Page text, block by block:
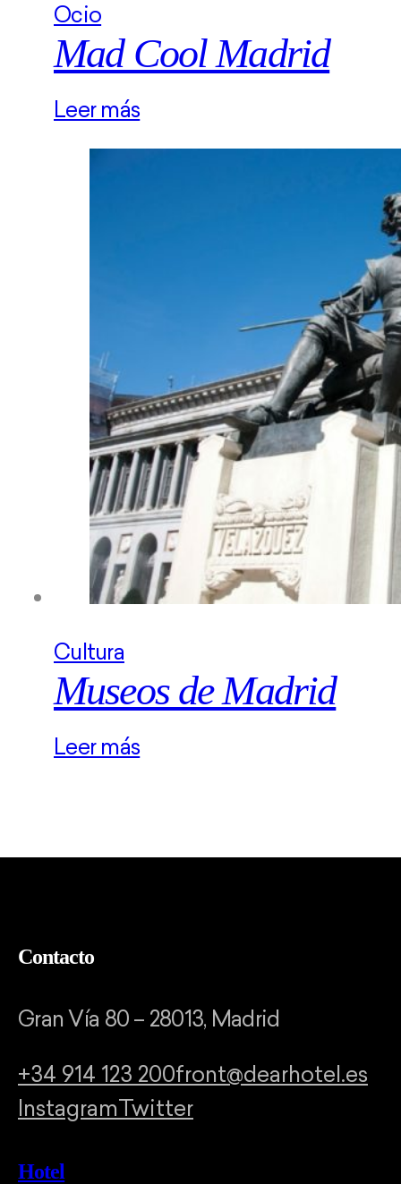
Ocio
Mad Cool Madrid
Leer más
Cultura
Museos de Madrid
Leer más
Contacto
Gran Vía 80 – 28013, Madrid
+34 914 123 200front@dearhotel.es
InstagramTwitter
Hotel